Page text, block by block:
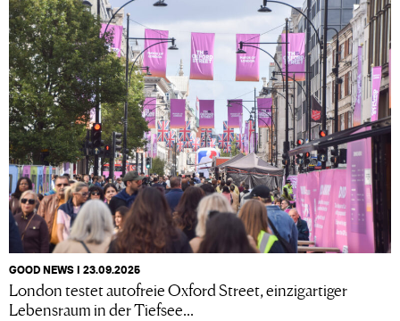
GOOD NEWS I 23.09.2025
London testet autofreie Oxford Street, einzigartiger
Lebensraum in der Tiefsee...